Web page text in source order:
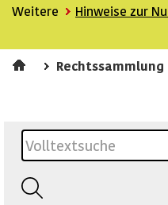
Weitere
Hinweise zur
Rechtssammlung